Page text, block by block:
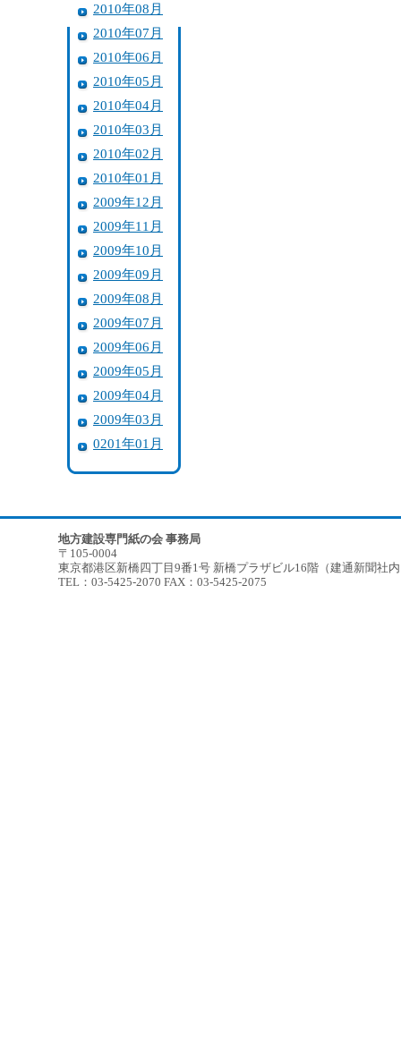
2010年08月
2010年07月
2010年06月
2010年05月
2010年04月
2010年03月
2010年02月
2010年01月
2009年12月
2009年11月
2009年10月
2009年09月
2009年08月
2009年07月
2009年06月
2009年05月
2009年04月
2009年03月
0201年01月
地方建設専門紙の会 事務局
〒105-0004
東京都港区新橋四丁目9番1号 新橋プラザビル16階（建通新聞社
TEL：03-5425-2070 FAX：03-5425-2075